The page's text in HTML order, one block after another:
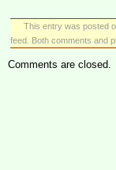
This entry was posted
feed. Both comments and
Comments are closed.